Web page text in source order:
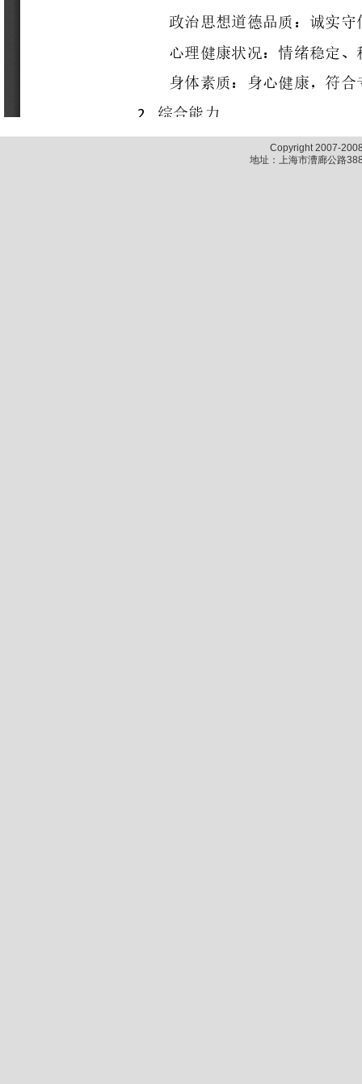
Copyright 2007-
地址：上海市漕廊公路